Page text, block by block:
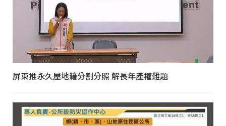
屏東推永久屋地籍分割分照 解長年產權難題